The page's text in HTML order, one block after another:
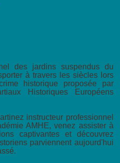
des jardins suspendus du
à travers les siècles lors
historique proposée par
Historiques Européens
instructeur professionnel
AMHE, venez assister à
captivantes et découvrez
parviennent aujourd'hui